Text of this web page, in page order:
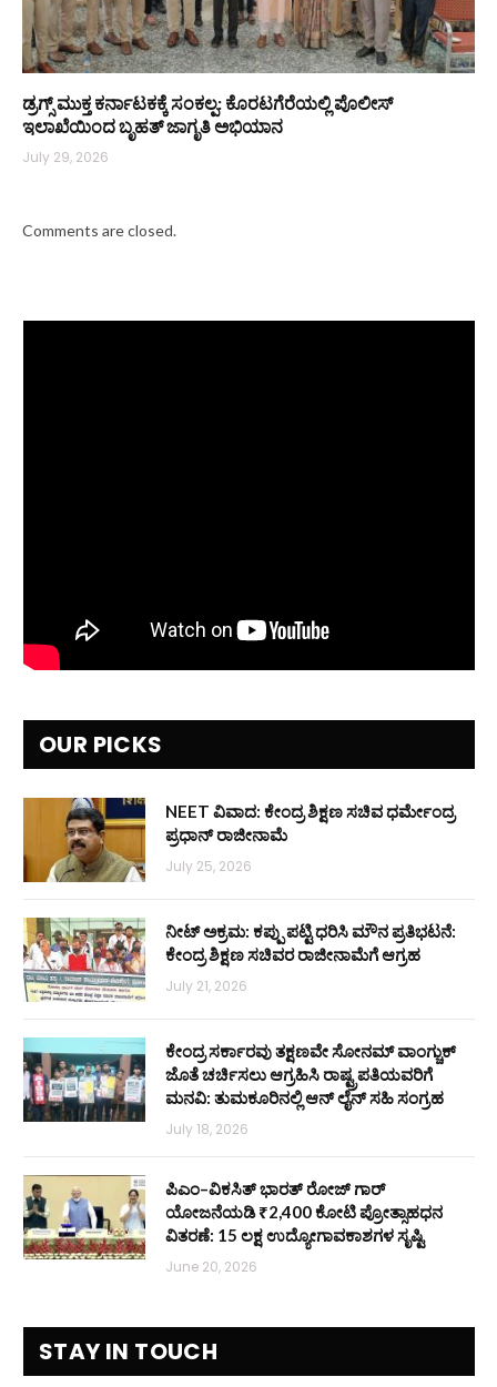
ಡ್ರಗ್ಸ್ ಮುಕ್ತ ಕರ್ನಾಟಕಕ್ಕೆ ಸಂಕಲ್ಪ: ಕೊರಟಗೆರೆಯಲ್ಲಿ ಪೊಲೀಸ್
ಇಲಾಖೆಯಿಂದ ಬೃಹತ್ ಜಾಗೃತಿ ಅಭಿಯಾನ
July 29, 2026
Comments are closed.
OUR PICKS
NEET ವಿವಾದ: ಕೇಂದ್ರ ಶಿಕ್ಷಣ ಸಚಿವ ಧರ್ಮೇಂದ್ರ
ಪ್ರಧಾನ್ ರಾಜೀನಾಮೆ
July 25, 2026
ನೀಟ್ ಅಕ್ರಮ: ಕಪ್ಪು ಪಟ್ಟಿ ಧರಿಸಿ ಮೌನ ಪ್ರತಿಭಟನೆ:
ಕೇಂದ್ರ ಶಿಕ್ಷಣ ಸಚಿವರ ರಾಜೀನಾಮೆಗೆ ಆಗ್ರಹ
July 21, 2026
ಕೇಂದ್ರ ಸರ್ಕಾರವು ತಕ್ಷಣವೇ ಸೋನಮ್ ವಾಂಗ್ಚುಕ್
ಜೊತೆ ಚರ್ಚಿಸಲು ಆಗ್ರಹಿಸಿ ರಾಷ್ಟ್ರಪತಿಯವರಿಗೆ
ಮನವಿ: ತುಮಕೂರಿನಲ್ಲಿ ಆನ್‌ ಲೈನ್ ಸಹಿ ಸಂಗ್ರಹ
July 18, 2026
ಪಿಎಂ–ವಿಕಸಿತ್ ಭಾರತ್ ರೋಜ್‌ ಗಾರ್
ಯೋಜನೆಯಡಿ ₹2,400 ಕೋಟಿ ಪ್ರೋತ್ಸಾಹಧನ
ವಿತರಣೆ: 15 ಲಕ್ಷ ಉದ್ಯೋಗಾವಕಾಶಗಳ ಸೃಷ್ಟಿ
June 20, 2026
STAY IN TOUCH